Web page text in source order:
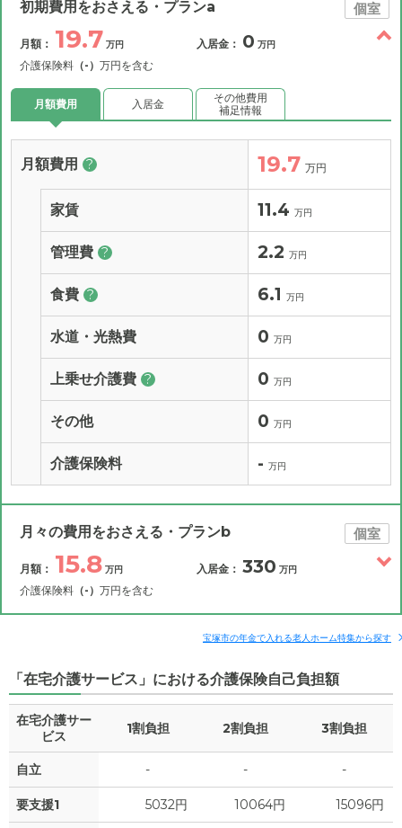
初期費用をおさえる・プランa 個室
月額： 19.7 万円
介護保険料 （-） 万円を含む
入居金： 0 万円
月額費用 入居金
その他費用
補足情報
月額費用 ? 19.7 万円
家賃 11.4 万円
管理費 ? 2.2 万円
食費 ? 6.1 万円
水道・光熱費 0 万円
上乗せ介護費 ? 0 万円
その他 0 万円
介護保険料 - 万円
月々の費用をおさえる・プランb 個室
月額： 15.8 万円
介護保険料 （-） 万円を含む
入居金： 330 万円
補足情報
月額費用 ? 15.8 万円
家賃 7.5
食費 ? 6.1 万円
宝塚市の年金で入れる老人ホーム特集から探す
「在宅介護サービス」における介護保険自己負担額
在宅介護サー
ビス
1割負担 2割負担 3割負担
自立 - - -
要支援1 5032円 10064円 15096円